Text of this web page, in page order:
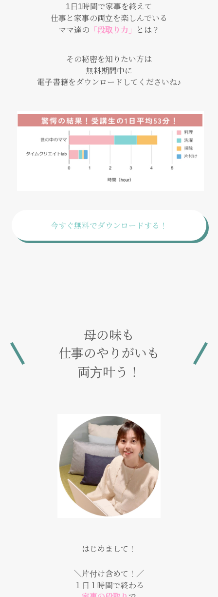
1日1時間で家事を終えて
仕事と家事の両立を楽しんでいる
ママ達の 「段取り力」 とは？
その秘密を知りたい方は
無料期間中に
電子書籍をダウンロードしてくださいね♪
今すぐ無料でダウンロードする！
母の味も
仕事のやりがいも
両方叶う！
はじめまして！
＼片付け含めて！／
１日１時間で終わる